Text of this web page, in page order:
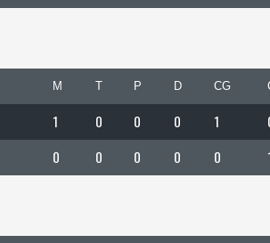
M T P D CG
1 0 0 0 1
0 0 0 0 0